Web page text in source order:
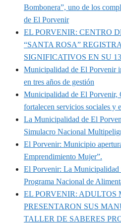
Bombonera”, uno de los
de El Porvenir
EL PORVENIR: CENTRO
“SANTA ROSA”
SIGNIFICATIVOS EN SU
Municipalidad de El Porvenir
en tres años de gestión
Municipalidad de El
fortalecen servicios sociales y
La Municipalidad de El
Simulacro Nacional
El Porvenir: Municipio
Emprendimiento Mujer”.
El Porvenir: La Municipalidad
Programa Nacional de
EL PORVENIR: ADULTOS
PRESENTARON SUS
TALLER DE SABERES